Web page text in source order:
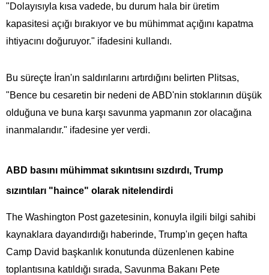
"Dolayısıyla kısa vadede, bu durum hala bir üretim
kapasitesi açığı bırakıyor ve bu mühimmat açığını kapatma
ihtiyacını doğuruyor." ifadesini kullandı.
Bu süreçte İran'ın saldırılarını artırdığını belirten Plitsas,
"Bence bu cesaretin bir nedeni de ABD'nin stoklarının düşük
olduğuna ve buna karşı savunma yapmanın zor olacağına
inanmalarıdır." ifadesine yer verdi.
ABD basını mühimmat sıkıntısını sızdırdı, Trump
sızıntıları "haince" olarak nitelendirdi
The Washington Post gazetesinin, konuyla ilgili bilgi sahibi
kaynaklara dayandırdığı haberinde, Trump'ın geçen hafta
Camp David başkanlık konutunda düzenlenen kabine
toplantısına katıldığı sırada, Savunma Bakanı Pete